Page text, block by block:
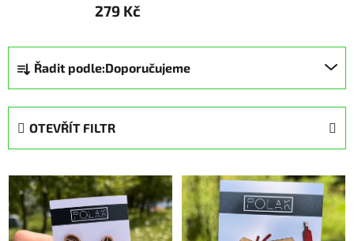
279 Kč
Ř
a
z
p
r
o
Řadit podle:Doporučujeme
OTEVŘÍT FILTR
V
ý
p